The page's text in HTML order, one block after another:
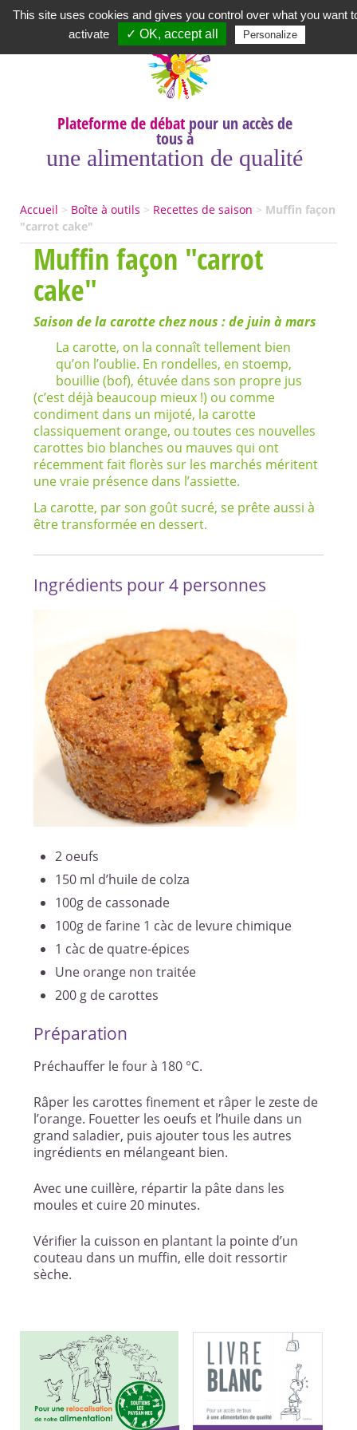
Plateforme de débatpour un accès de
tous à
une alimentation de qualité
Accueil > Boîte à outils > Recettes de saison > Muffin façon
"carrot cake"
Muffin façon "carrot
cake"
Saison de la carotte chez nous : de juin à mars
La carotte, on la connaît tellement bien
qu’on l’oublie. En rondelles, en stoemp,
bouillie (bof), étuvée dans son propre jus
(c’est déjà beaucoup mieux !) ou comme
condiment dans un mijoté, la carotte
classiquement orange, ou toutes ces nouvelles
carottes bio blanches ou mauves qui ont
récemment fait florès sur les marchés méritent
une vraie présence dans l’assiette.
La carotte, par son goût sucré, se prête aussi à
être transformée en dessert.
Ingrédients pour 4 personnes
2 oeufs
150 ml d’huile de colza
100g de cassonade
100g de farine 1 càc de levure chimique
1 càc de quatre-épices
Une orange non traitée
200 g de carottes
Préparation
Préchauffer le four à 180 °C.
Râper les carottes finement et râper le zeste de
l’orange. Fouetter les oeufs et l’huile dans un
grand saladier, puis ajouter tous les autres
ingrédients en mélangeant bien.
Avec une cuillère, répartir la pâte dans les
moules et cuire 20 minutes.
Vérifier la cuisson en plantant la pointe d’un
couteau dans un muffin, elle doit ressortir
sèche.
Newsletter|A propos|Contact| | |
This site uses cookies and gives you control over what you want
activate
✓ OK, accept all Personalize